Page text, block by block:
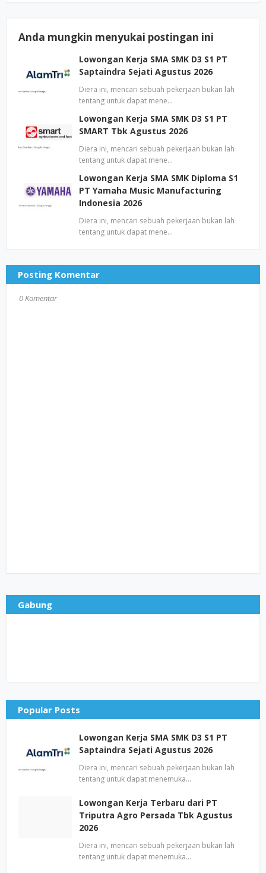
Anda mungkin menyukai postingan ini
Lowongan Kerja SMA SMK D3 S1 PT
Saptaindra Sejati Agustus 2026
Diera ini, mencari sebuah pekerjaan bukan lah
tentang untuk dapat mene…
Lowongan Kerja SMA SMK D3 S1 PT
SMART Tbk Agustus 2026
Diera ini, mencari sebuah pekerjaan bukan lah
tentang untuk dapat mene…
Lowongan Kerja SMA SMK Diploma S1
PT Yamaha Music Manufacturing
Indonesia 2026
Diera ini, mencari sebuah pekerjaan bukan lah
tentang untuk dapat mene…
Posting Komentar
0 Komentar
Gabung
Popular Posts
Lowongan Kerja SMA SMK D3 S1 PT
Saptaindra Sejati Agustus 2026
Diera ini, mencari sebuah pekerjaan bukan lah
tentang untuk dapat menemuka…
Lowongan Kerja Terbaru dari PT
Triputra Agro Persada Tbk Agustus
2026
Diera ini, mencari sebuah pekerjaan bukan lah
tentang untuk dapat menemuka…